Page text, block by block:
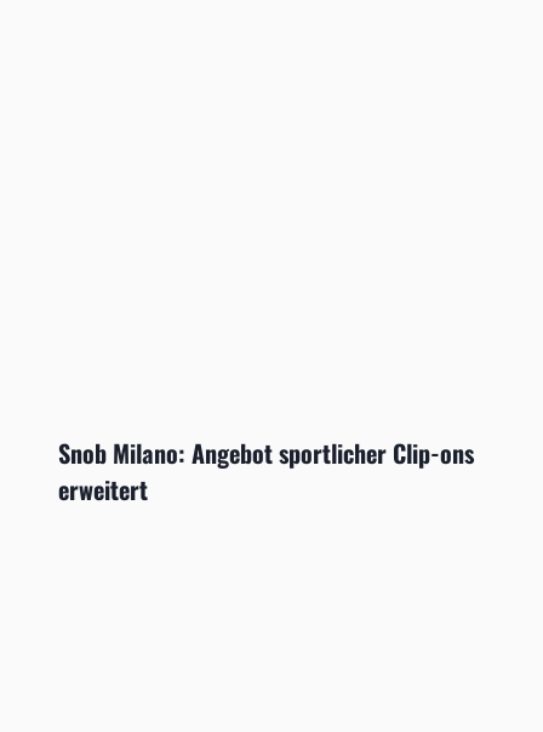
Snob Milano: Angebot sportlicher Clip-ons
erweitert